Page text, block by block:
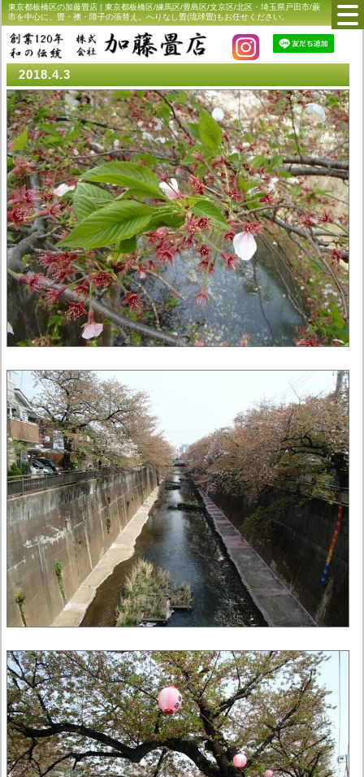
東京都板橋区の加藤畳店 | 東京都板橋区/練馬区/豊島区/文京区/北区・埼玉県戸田市/蕨
市を中心に、畳・襖・障子の張替え。へりなし畳(琉球畳)もお任せください。
2018.4.3